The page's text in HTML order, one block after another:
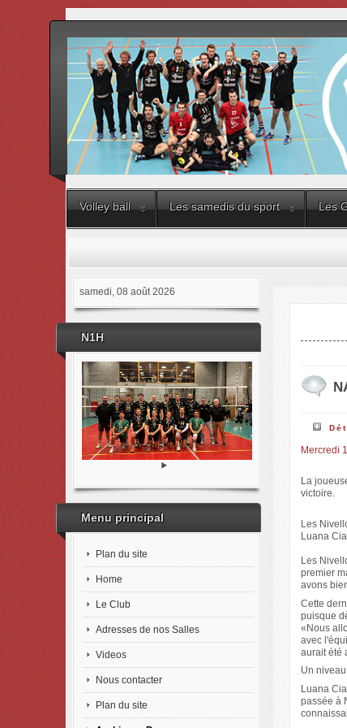
Volley ball Les samedis du sport Les
samedi, 08 août 2026
N1H
Menu principal
Plan du site
Home
Le Club
Adresses de nos Salles
Videos
Nous contacter
Plan du site
Mercredi
La
victoire.
Les
Luana
Les
premier
avons
Cette
puisque
«Nous
avec
aurait été
Un
Luana
passée à